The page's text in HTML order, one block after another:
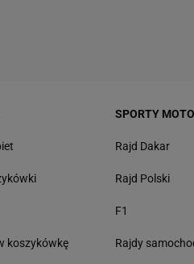
koszykówkę
SPORTY
Rajd Dakar
Rajd Polski
F1
Rajdy